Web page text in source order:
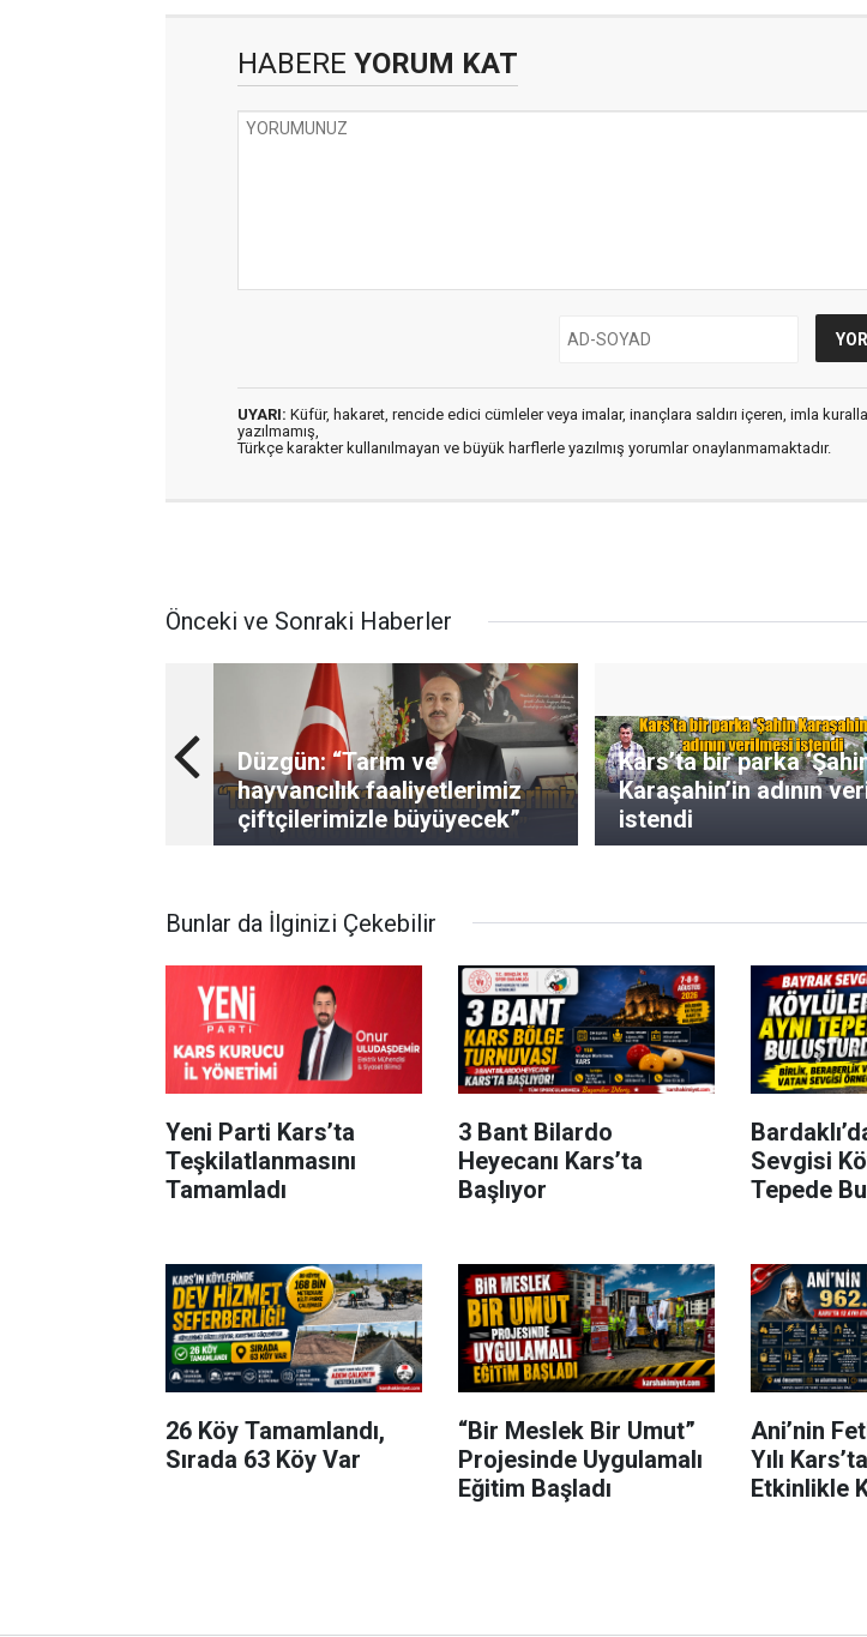
HABERE YORUM KAT
UYARI: Küfür, hakaret, rencide edici cümleler veya imalar, inançlara saldırı içeren, imla
yazılmamış,
Türkçe karakter kullanılmayan ve büyük harflerle yazılmış yorumlar onaylanmamaktadır.
Önceki ve Sonraki Haberler
Düzgün: “Tarım ve
hayvancılık faaliyetlerimiz
çiftçilerimizle büyüyecek”
Kars’ta bir parka
Karaşahin’in adının
istendi
Bunlar da İlginizi Çekebilir
Yeni Parti Kars’ta
Teşkilatlanmasını
Tamamladı
3 Bant Bilardo
Heyecanı Kars’ta
Başlıyor
Sevgisi
Tepede
26 Köy Tamamlandı,
Sırada 63 Köy Var
“Bir Meslek Bir Umut”
Projesinde Uygulamalı
Eğitim Başladı
Ani’nin
Yılı
Etkinlikle